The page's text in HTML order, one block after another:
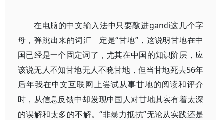
在电脑的中文输入法中只要敲进gandi这几个字
母，弹跳出来的词汇一定是“甘地”，这说明甘地在中
国已经是一个固定词了，尤其在中国的知识阶层，应
该说无人不知甘地无人不晓甘地，但当甘地死去56年
后年我在中文互联网上尝试从事甘地的阅读和评介
时，从信息反馈中却发现中国人对甘地其实有着太深
的误解和太多的不解。“非暴力抵抗”无论从实践还是